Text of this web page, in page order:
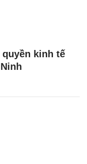
kinh tế